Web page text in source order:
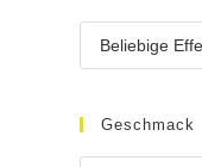
Geschmack